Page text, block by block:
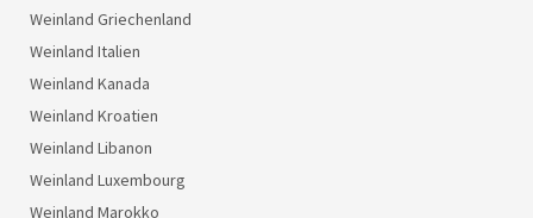
Weinland Griechenland
Weinland Italien
Weinland Kanada
Weinland Kroatien
Weinland Libanon
Weinland Luxembourg
Weinland Marokko